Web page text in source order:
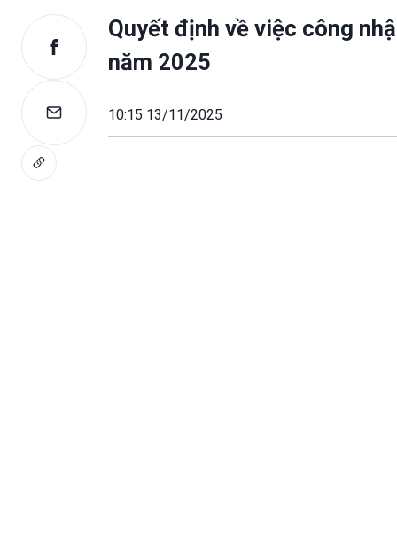
Quyết định về việc công
năm 2025
10:15 13/11/2025